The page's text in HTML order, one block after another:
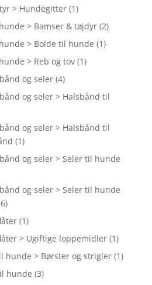
> Hundegitter (1)
> Bamser & tøjdyr (2)
> Bolde til hunde (1)
> Reb og tov (1)
og seler (4)
og seler > Halsbånd til
og seler > Halsbånd til
(1)
og seler > Seler til hunde
og seler > Seler til hunde
(1)
> Ugiftige loppemidler (1)
hunde > Børster og strigler (1)
hunde (3)